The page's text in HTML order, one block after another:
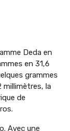
Deda en
en 31,6
grammes
millimètres, la
de
Avec une